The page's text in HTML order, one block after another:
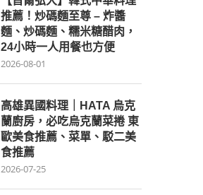
推薦！炒碼麵至尊 – 炸醬
麵、炒碼麵、糯米糖醋肉，
24小時一人用餐也方便
2026-08-01
高雄異國料理｜HATA 烏克
蘭廚房，必吃烏克蘭菜捲 東
歐美食推薦、菜單、駁二美
食推薦
2026-07-25